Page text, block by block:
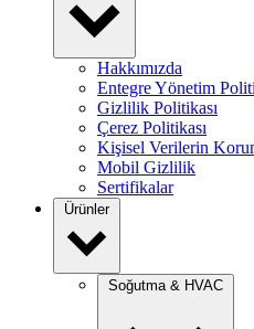
Hakkımızda
Entegre Yönetim
Gizlilik Politikası
Çerez Politikası
Kişisel Verilerin
Mobil Gizlilik
Sertifikalar
Ürünler
Soğutma & HVAC